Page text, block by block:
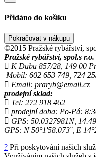
Přidáno do košíku
Pokračovat v nákupu
©2015 Pražské rybářství,
Pražské rybářství, spol.s r.o.
K Dubu 857/28, 149 00
Mobil: 602 653 749, 724
Email: praryb@email.cz
prodejní sklad:
Tel: 272 918 462
prodejní doba: Po-Pá:
GPS: 50.0327981N,
GPS: N 50°1'58.073˝, E
? Při poskytování našich